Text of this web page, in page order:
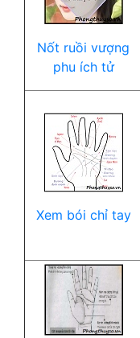
Nốt ruồi vượng
phu ích tử
Xem bói chỉ tay